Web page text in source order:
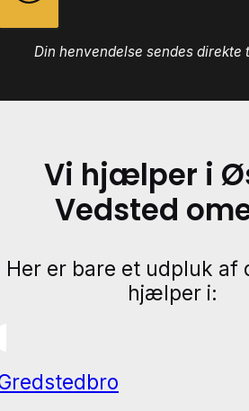
Din henvendelse sendes direkte
Vi hjælper i
Vedsted
Her er bare et udpluk af
hjælper i: